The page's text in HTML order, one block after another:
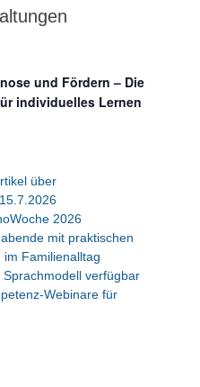
und Fördern – Die
individuelles Lernen
über
2026
mit praktischen
Familienalltag
verfügbar
Webinare für